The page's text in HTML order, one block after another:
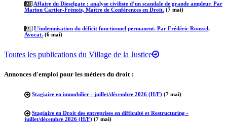
Affaire du Dieselgate : analyse civiliste d’un scandale de grande ampleur. Par
Marion Cartier-Frénois, Maître de Conférences en Droit. (7 mai)
L’indemnisation du déficit fonctionnel permanent. Par Frédéric Roussel,
Avocat. (6 mai)
Toutes les publications du Village de la Justice
Annonces d'emploi pour les métiers du droit :
Stagiaire en immobilier - juillet/décembre 2026 (H/F) (7 mai)
Stagiaire en Droit des entreprises en difficulté et Restructuring -
juillet/décembre 2026 (H/F) (7 mai)